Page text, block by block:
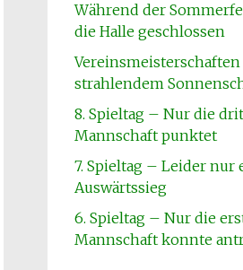
Während der
die Halle geschlossen
strahlendem
8. Spieltag – Nur die
Mannschaft punktet
7. Spieltag – Leider nur
Auswärtssieg
6. Spieltag – Nur die
Mannschaft konnte